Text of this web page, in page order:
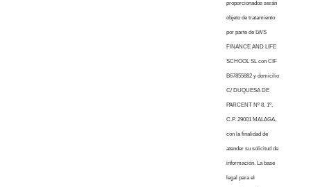
proporcionados serán
objeto de tratamiento
por parte de LWS
FINANCE AND LIFE
SCHOOL SL con CIF
B67855882 y domicilio
C/ DUQUESA DE
PARCENT Nº 8, 1º,
C.P. 29001 MALAGA,
con la finalidad de
atender su solicitud de
información. La base
legal para el